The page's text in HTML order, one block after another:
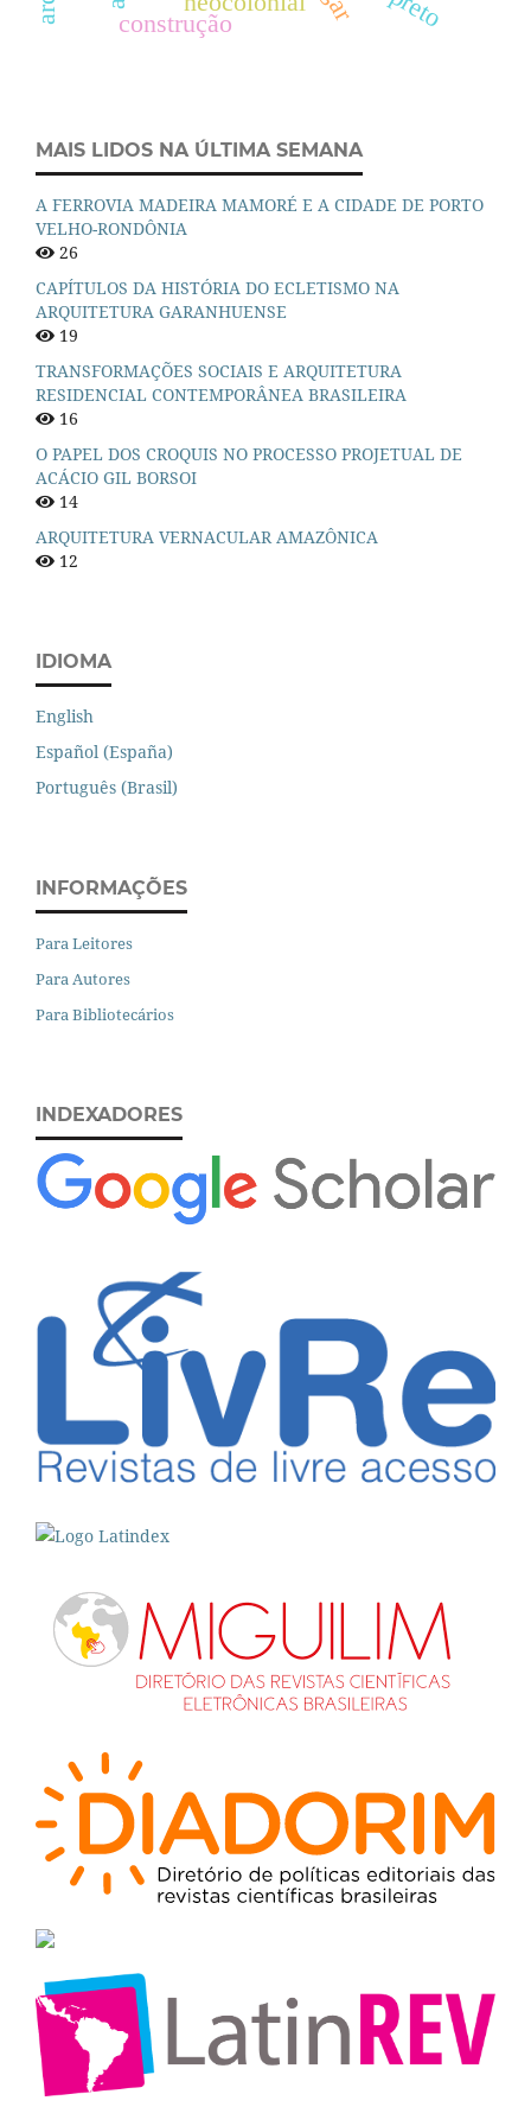
construção
MAIS LIDOS NA ÚLTIMA SEMANA
A FERROVIA MADEIRA MAMORÉ E A CIDADE DE PORTO
VELHO-RONDÔNIA
26
CAPÍTULOS DA HISTÓRIA DO ECLETISMO NA
ARQUITETURA GARANHUENSE
19
TRANSFORMAÇÕES SOCIAIS E ARQUITETURA
RESIDENCIAL CONTEMPORÂNEA BRASILEIRA
16
O PAPEL DOS CROQUIS NO PROCESSO PROJETUAL DE
ACÁCIO GIL BORSOI
14
ARQUITETURA VERNACULAR AMAZÔNICA
12
IDIOMA
English
Español (España)
Português (Brasil)
INFORMAÇÕES
Para Leitores
Para Autores
Para Bibliotecários
INDEXADORES